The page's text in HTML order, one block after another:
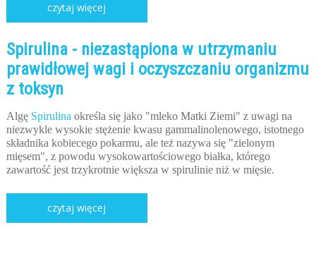
czytaj więcej
Spirulina - niezastąpiona w utrzymaniu
prawidłowej wagi i oczyszczaniu organizmu
z toksyn
Algę Spirulina określa się jako "mleko Matki Ziemi" z uwagi na
niezwykle wysokie stężenie kwasu gammalinolenowego, istotnego
składnika kobiecego pokarmu, ale też nazywa się "zielonym
mięsem", z powodu wysokowartościowego białka, którego
zawartość jest trzykrotnie większa w spirulinie niż w mięsie.
czytaj więcej